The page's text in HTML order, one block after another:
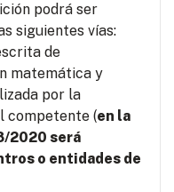
podrá ser
siguientes vías:
de
matemática y
por la
competente (en la
2020 será
o entidades de